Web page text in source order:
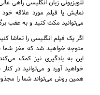
تلویزیونی زبان انگلیسی راهی
می‌توانید مکث کنید و به عقب
اگر یک فیلم انگلیسی را تماشا
متوجه خواهید شد که مغز شما
این به یادگیری نیز کمک
خواهید آورد و می‌توانید در
همین روش می‌تواند شما را